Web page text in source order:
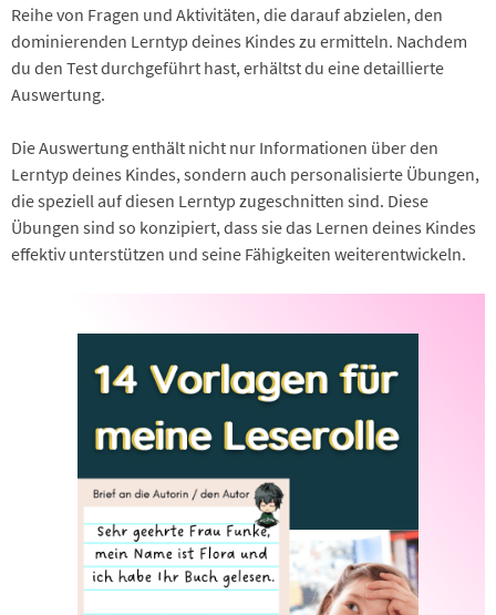
Reihe von Fragen und Aktivitäten, die darauf abzielen, den
dominierenden Lerntyp deines Kindes zu ermitteln. Nachdem
du den Test durchgeführt hast, erhältst du eine detaillierte
Auswertung.
Die Auswertung enthält nicht nur Informationen über den
Lerntyp deines Kindes, sondern auch personalisierte Übungen,
die speziell auf diesen Lerntyp zugeschnitten sind. Diese
Übungen sind so konzipiert, dass sie das Lernen deines Kindes
effektiv unterstützen und seine Fähigkeiten weiterentwickeln.